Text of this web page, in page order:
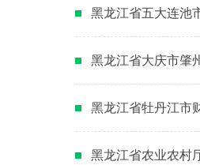
黑龙江省五大连池
黑龙江省大庆市肇
黑龙江省牡丹江市
黑龙江省农业农村